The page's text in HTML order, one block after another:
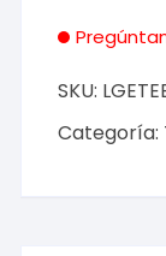
SKU:
Categoría: